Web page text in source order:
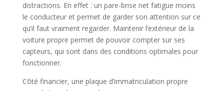
distractions. En effet : un pare-brise net fatigue moins
le conducteur et permet de garder son attention sur ce
qu’il faut vraiment regarder. Maintenir l’extérieur de la
voiture propre permet de pouvoir compter sur ses
capteurs, qui sont dans des conditions optimales pour
fonctionner.
Côté financier, une plaque d’immatriculation propre